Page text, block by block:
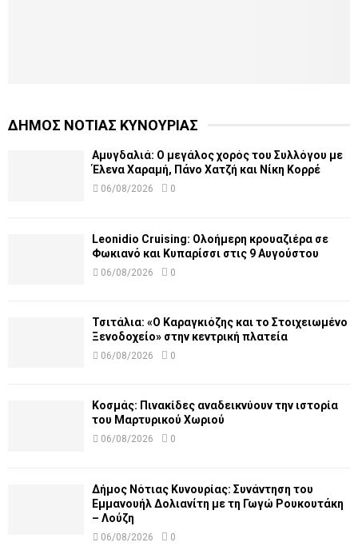
ΔΗΜΟΣ ΝΟΤΙΑΣ ΚΥΝΟΥΡΙΑΣ
Αμυγδαλιά: Ο μεγάλος χορός του Συλλόγου με
Έλενα Χαραμή, Πάνο Χατζή και Νίκη Κορρέ
06/08/2026 0
Leonidio Cruising: Ολοήμερη κρουαζιέρα σε
Φωκιανό και Κυπαρίσσι στις 9 Αυγούστου
06/08/2026 0
Τσιτάλια: «Ο Καραγκιόζης και το Στοιχειωμένο
Ξενοδοχείο» στην κεντρική πλατεία
06/08/2026 0
Κοσμάς: Πινακίδες αναδεικνύουν την ιστορία
του Μαρτυρικού Χωριού
06/08/2026 0
Δήμος Νότιας Κυνουρίας: Συνάντηση του
Εμμανουήλ Δολιανίτη με τη Γωγώ Ρουκουτάκη
– Λούζη
06/08/2026 0